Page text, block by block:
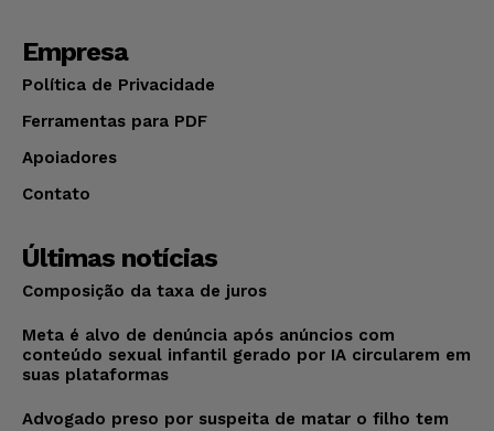
Empresa
Política de Privacidade
Ferramentas para PDF
Apoiadores
Contato
Últimas notícias
Composição da taxa de juros
Meta é alvo de denúncia após anúncios com
conteúdo sexual infantil gerado por IA circularem em
suas plataformas
Advogado preso por suspeita de matar o filho tem